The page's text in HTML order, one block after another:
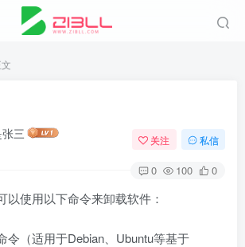
三 关注 私信
0 100 0
以使用以下命令来卸载软件：
令（适用于Debian、Ubuntu等基于